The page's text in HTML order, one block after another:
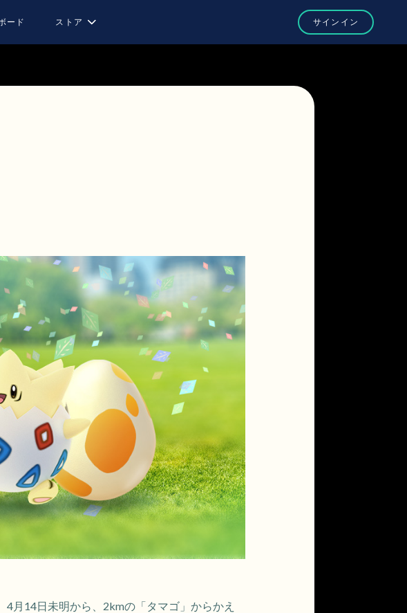
ード ストア
月14日未明から、2kmの「タマゴ」からかえ